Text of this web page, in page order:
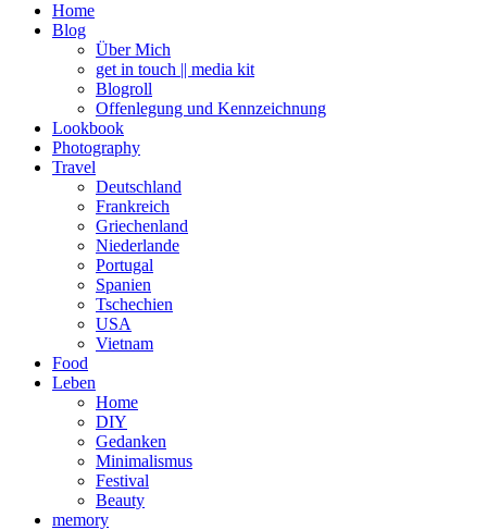
Home
Blog
Über Mich
get in touch || media kit
Blogroll
Offenlegung und Kennzeichnung
Lookbook
Photography
Travel
Deutschland
Frankreich
Griechenland
Niederlande
Portugal
Spanien
Tschechien
USA
Vietnam
Food
Leben
Home
DIY
Gedanken
Minimalismus
Festival
Beauty
memory